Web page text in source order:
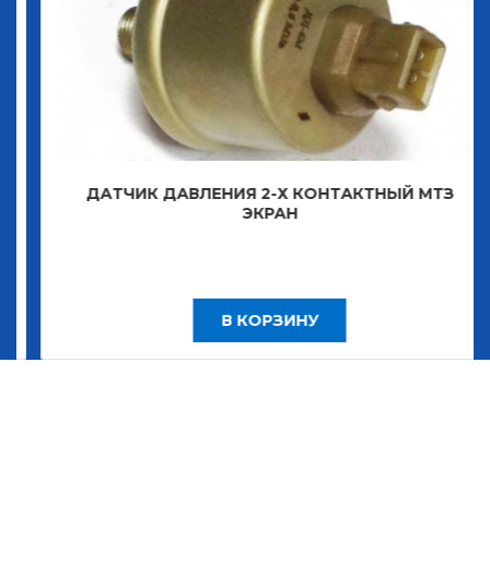
ДАТЧИК ДАВЛЕНИЯ 2-Х КОНТАКТНЫЙ МТЗ
ЭКРАН
В КОРЗИНУ